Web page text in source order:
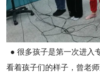
● 很多孩子是第一次进入
看着孩子们的样子，曾老